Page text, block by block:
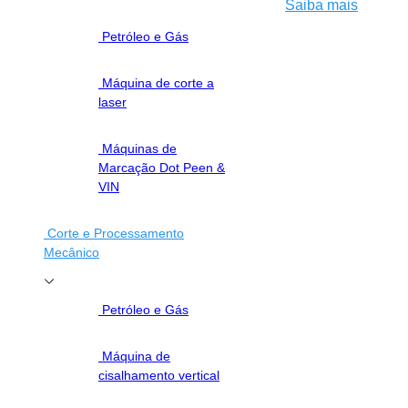
Petróleo e Gás
Máquina de corte a
laser
Máquinas de
Marcação Dot Peen &
VIN
Corte e Processamento
Mecânico
Petróleo e Gás
Máquina de
cisalhamento vertical
T7062
Saiba mais